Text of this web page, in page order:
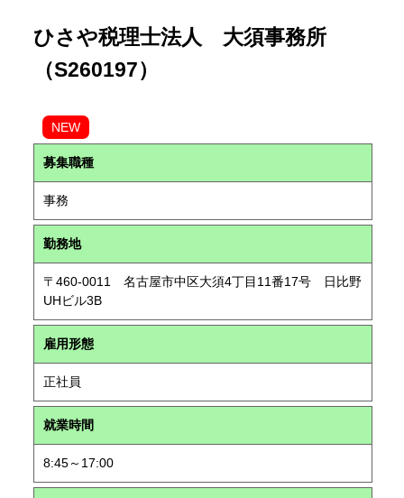
ひさや税理士法人 大須事務所
（S260197）
NEW
募集職種
事務
勤務地
〒460-0011 名古屋市中区大須4丁目11番17号 日比野
UHビル3B
雇用形態
正社員
就業時間
8:45～17:00